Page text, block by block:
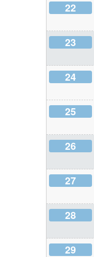
22
23
24
25
26
27
28
29